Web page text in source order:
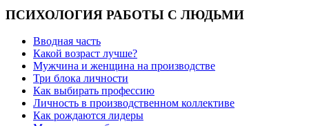
ПСИХОЛОГИЯ РАБОТЫ С ЛЮДЬМИ
Вводная часть
Какой возраст лучше?
Мужчина и женщина на производстве
Три блока личности
Как выбирать профессию
Личность в производственном коллективе
Как рождаются лидеры